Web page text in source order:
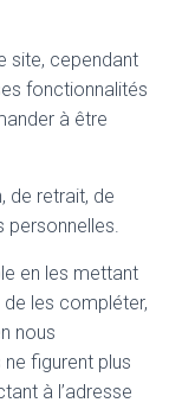
site, cependant
fonctionnalités
à être
de retrait, de
personnelles.
en les mettant
les compléter,
nous
figurent plus
à l’adresse